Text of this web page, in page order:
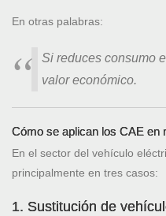
En otras palabras:
Si reduces consumo
valor económico.
Cómo se aplican los CAE en
En el sector del vehículo
principalmente en tres casos:
1. Sustitución de